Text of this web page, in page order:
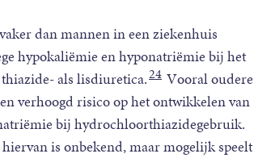
dan mannen in een ziekenhuis
hypokaliëmie en hyponatriëmie bij het
als lisdiuretica.24 Vooral oudere
verhoogd risico op het ontwikkelen van
bij hydrochloorthiazidegebruik.
is onbekend, maar mogelijk speelt